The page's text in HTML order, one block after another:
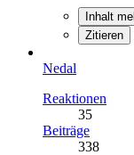
Inhalt
Zitieren
Nedal
Reaktionen
35
Beiträge
338